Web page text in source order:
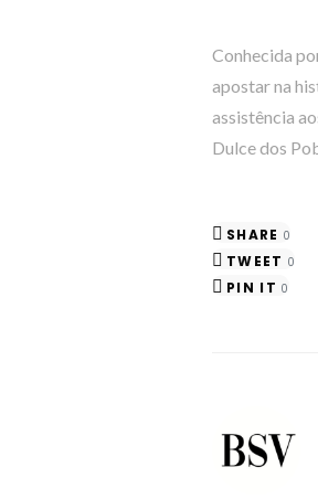
Conhecida
apostar na
assistência
Dulce dos
SHARE 0
TWEET 0
PIN IT 0